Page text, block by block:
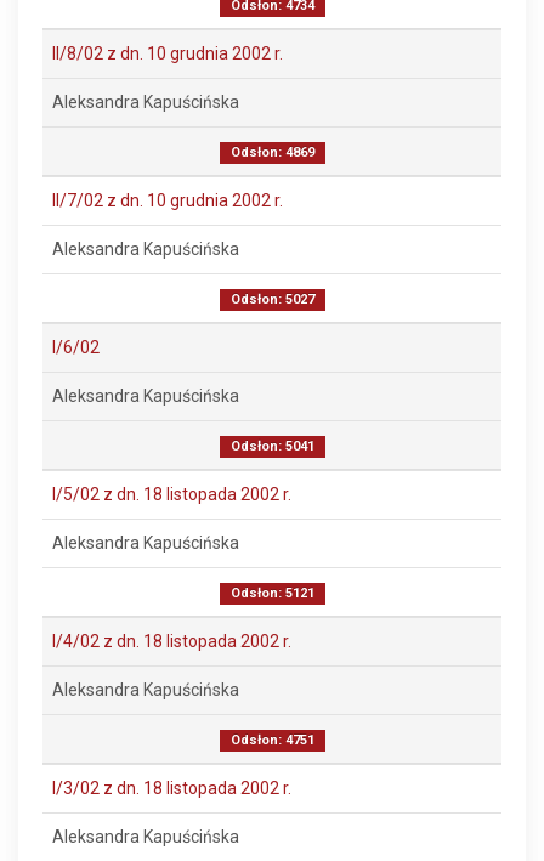
Odsłon: 4734
II/8/02 z dn. 10 grudnia 2002 r.
Aleksandra Kapuścińska
Odsłon: 4869
II/7/02 z dn. 10 grudnia 2002 r.
Aleksandra Kapuścińska
Odsłon: 5027
I/6/02
Aleksandra Kapuścińska
Odsłon: 5041
I/5/02 z dn. 18 listopada 2002 r.
Aleksandra Kapuścińska
Odsłon: 5121
I/4/02 z dn. 18 listopada 2002 r.
Aleksandra Kapuścińska
Odsłon: 4751
I/3/02 z dn. 18 listopada 2002 r.
Aleksandra Kapuścińska